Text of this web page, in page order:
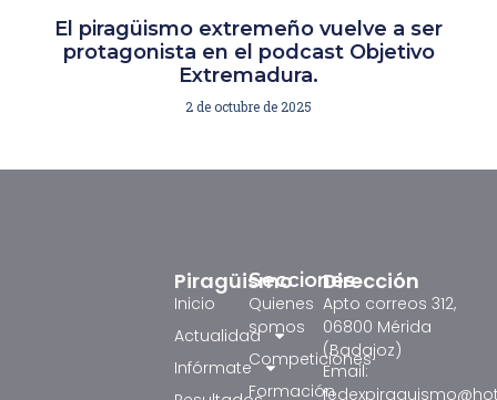
El piragüismo extremeño vuelve a ser
protagonista en el podcast Objetivo
Extremadura.
2 de octubre de 2025
Secciones
Quienes
somos
Competiciones
Formación
Piragüismo
Inicio
Actualidad
Infórmate
Dirección
Apto correos 312,
06800 Mérida
(Badajoz)
Email: